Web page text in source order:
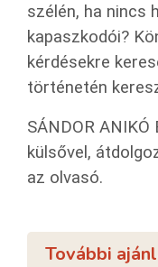
szélén, ha nincs
kapaszkodói?
kérdésekre
történetén
SÁNDOR
külsővel,
az olvasó.
További